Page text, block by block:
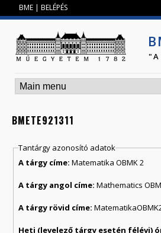
BME | BELÉPÉS
BMETE921311
Tantárgy azonosító adatok
A tárgy címe:Matematika OBMK 2
A tárgy angol címe:Mathematics
A tárgy rövid címe: